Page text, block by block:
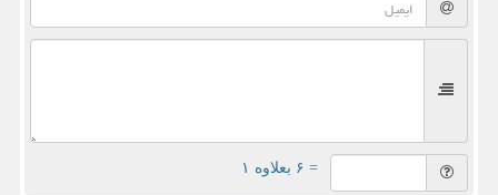
= ۶ بعلاوه ۱